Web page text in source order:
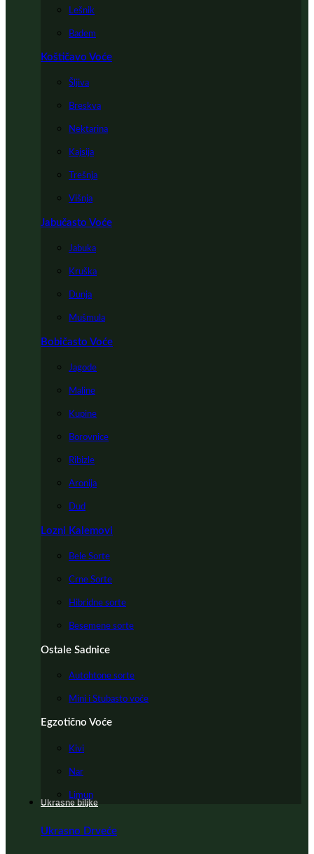
Lešnik
Badem
Koštičavo Voće
Šljiva
Breskva
Nektarina
Kajsija
Trešnja
Višnja
Jabučasto Voće
Jabuka
Kruška
Dunja
Mušmula
Bobičasto Voće
Jagode
Maline
Kupine
Borovnice
Ribizle
Aronija
Dud
Lozni Kalemovi
Bele Sorte
Crne Sorte
Hibridne sorte
Besemene sorte
Ostale Sadnice
Autohtone sorte
Mini i Stubasto voće
Egzotično Voće
Kivi
Nar
Limun
Ukrasne biljke
Ukrasno Drveće